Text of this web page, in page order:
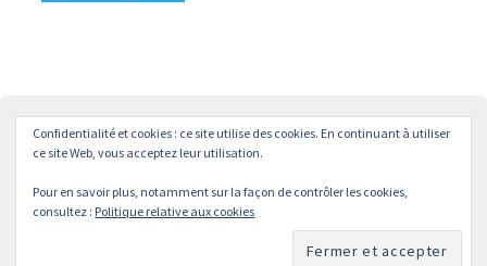
Accueil L’APPEP Adhésion
La revue « L’enseignement
Philosophique »
© APPEP Mentions légales
Contact
Confidentialité et cookies : ce site utilise des cookies. En continuant à utiliser
ce site Web, vous acceptez leur utilisation.
Pour en savoir plus, notamment sur la façon de contrôler les cookies,
consultez : Politique relative aux cookies